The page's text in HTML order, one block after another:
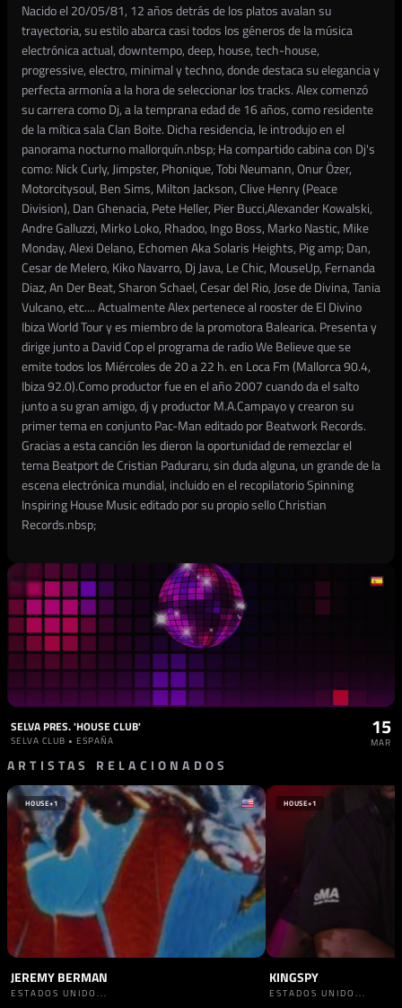
Nacido el 20/05/81, 12 años detrás de los platos avalan su
trayectoria, su estilo abarca casi todos los géneros de la música
electrónica actual, downtempo, deep, house, tech-house,
progressive, electro, minimal y techno, donde destaca su elegancia y
perfecta armonía a la hora de seleccionar los tracks. Alex comenzó
su carrera como Dj, a la temprana edad de 16 años, como residente
de la mítica sala Clan Boite. Dicha residencia, le introdujo en el
panorama nocturno mallorquín.nbsp; Ha compartido cabina con Dj's
como: Nick Curly, Jimpster, Phonique, Tobi Neumann, Onur Özer,
Motorcitysoul, Ben Sims, Milton Jackson, Clive Henry (Peace
Division), Dan Ghenacia, Pete Heller, Pier Bucci,Alexander Kowalski,
Andre Galluzzi, Mirko Loko, Rhadoo, Ingo Boss, Marko Nastic, Mike
Monday, Alexi Delano, Echomen Aka Solaris Heights, Pig amp; Dan,
Cesar de Melero, Kiko Navarro, Dj Java, Le Chic, MouseUp, Fernanda
Diaz, An Der Beat, Sharon Schael, Cesar del Rio, Jose de Divina, Tania
Vulcano, etc.... Actualmente Alex pertenece al rooster de El Divino
Ibiza World Tour y es miembro de la promotora Balearica. Presenta y
dirige junto a David Cop el programa de radio We Believe que se
emite todos los Miércoles de 20 a 22 h. en Loca Fm (Mallorca 90.4,
Ibiza 92.0).Como productor fue en el año 2007 cuando da el salto
junto a su gran amigo, dj y productor M.A.Campayo y crearon su
primer tema en conjunto Pac-Man editado por Beatwork Records.
Gracias a esta canción les dieron la oportunidad de remezclar el
tema Beatport de Cristian Paduraru, sin duda alguna, un grande de la
escena electrónica mundial, incluido en el recopilatorio Spinning
Inspiring House Music editado por su propio sello Christian
Records.nbsp;
SELVA PRES. 'HOUSE CLUB'
SELVA CLUB • ESPAÑA
15
MAR
ARTISTAS RELACIONADOS
HOUSE+1
JEREMY BERMAN
ESTADOS UNIDO...
HOUSE+1
KINGSPY
ESTADOS UNIDO...